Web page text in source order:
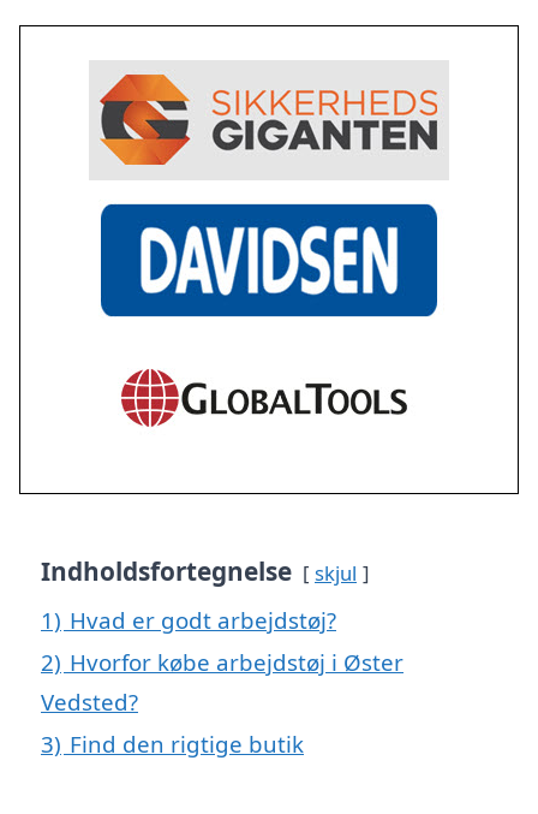
Indholdsfortegnelse skjul
1) Hvad er godt arbejdstøj?
2) Hvorfor købe arbejdstøj i Øster
Vedsted?
3) Find den rigtige butik